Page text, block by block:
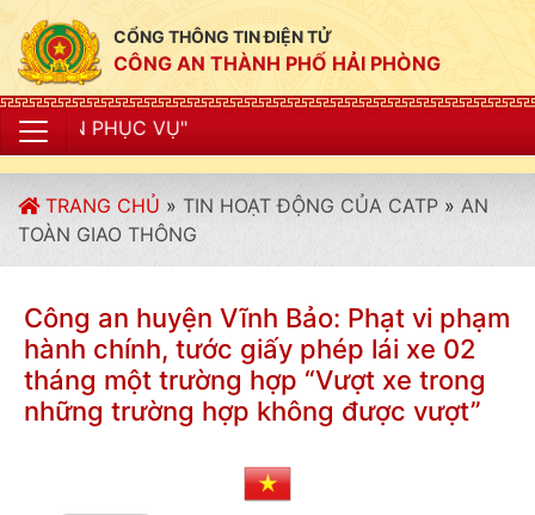
CỔNG THÔNG TIN ĐIỆN TỬ
CÔNG AN THÀNH PHỐ HẢI PHÒNG
TRANG CHỦ » TIN HOẠT ĐỘNG CỦA CATP » AN
TOÀN GIAO THÔNG
Công an huyện Vĩnh Bảo: Phạt vi phạm
hành chính, tước giấy phép lái xe 02
tháng một trường hợp “Vượt xe trong
những trường hợp không được vượt”